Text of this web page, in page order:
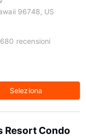
96748, US
680 recensioni
Seleziona
Resort Condo